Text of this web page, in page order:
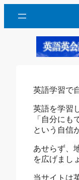
英語学習で
英語を学習
「自分にも
という自信
あせらず、
を広げまし
当サイトは